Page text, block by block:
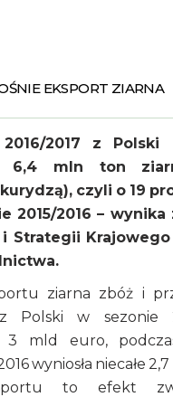
EKSPORT ZIARNA
2017 z Polski
6,4 mln ton
czyli o 19
2015/2016 – wynika
Strategii
ziarna zbóż i
Polski w sezonie
3 mld euro,
wyniosła niecałe
to efekt